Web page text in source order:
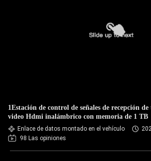
1Estación de control de señales de recepción
video Hdmi inalámbrico con memoria de 1 TB
Enlace de datos montado en el vehículo
98 Las opiniones